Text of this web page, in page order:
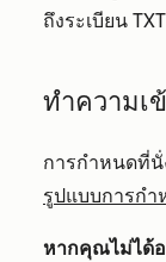
ถึงระเบียน TXT
ทำความเ
การกำหนดที่
รูปแบบการกำ
หากคุณไม่ได้